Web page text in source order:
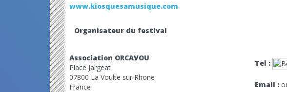
www.kiosquesamusique.com
Organisateur du festival
Association ORCAVOU
Place Jargeat
07800 La Voulte sur Rhone
France
Tel :
Email :